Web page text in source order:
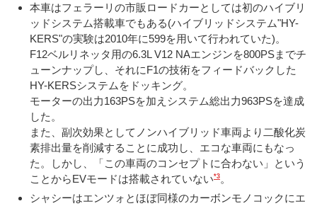
本車はフェラーリの市販ロードカーとしては初のハイブリ
ッドシステム搭載車でもある(ハイブリッドシステム"HY-
KERS"の実験は2010年に599を用いて行われていた)。
F12ベルリネッタ用の6.3L V12 NAエンジンを800PSまでチ
ューンナップし、それにF1の技術をフィードバックした
HY-KERSシステムをドッキング。
モーターの出力163PSを加えシステム総出力963PSを達成
した。
また、副次効果としてノンハイブリッド車両より二酸化炭
素排出量を削減することに成功し、エコな車両にもなっ
た。しかし、「この車両のコンセプトに合わない」という
ことからEVモードは搭載されていない*3 。
シャシーはエンツォとほぼ同様のカーボンモノコックにエ